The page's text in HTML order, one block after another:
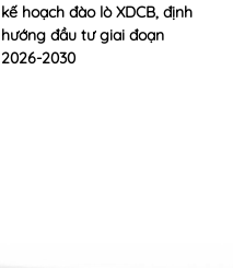
kế hoạch đào lò XDCB, định
hướng đầu tư giai đoạn
2026-2030